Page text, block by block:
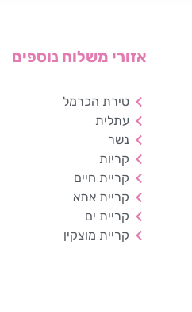
אזורי משלוח נוספים
טירת הכרמל
עתלית
נשר
קריות
קריית חיים
קריית אתא
קריית ים
קריית מוצקין